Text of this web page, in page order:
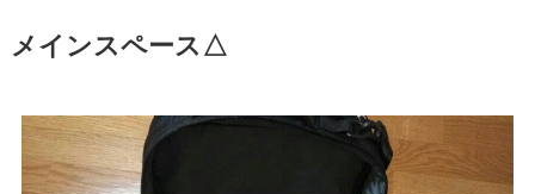
メインスペース△